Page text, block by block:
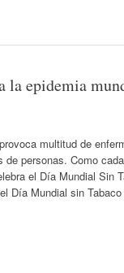
la epidemia
multitud de
personas. Como
el Día Mundial Sin
Día Mundial sin